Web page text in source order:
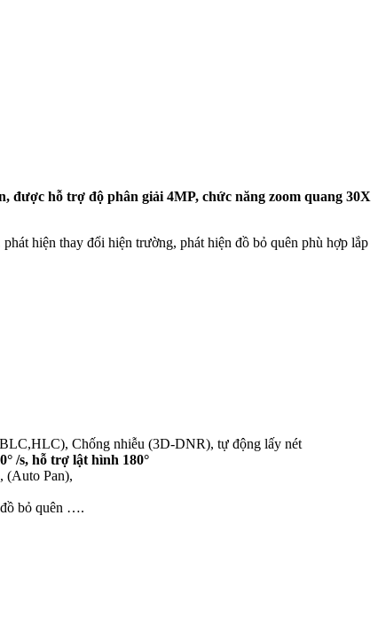
được hỗ trợ độ phân giải 4MP, chức năng zoom quang 30X
hiện thay đổi hiện trường, phát hiện đồ bỏ quên phù hợp lắp
Chống nhiễu (3D-DNR), tự động lấy nét
/s, hỗ trợ lật hình 180°
(Auto Pan),
đồ bỏ quên ….